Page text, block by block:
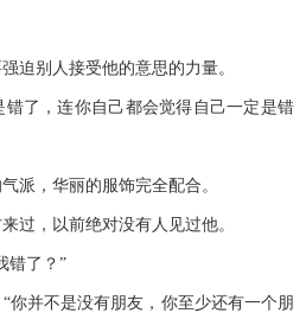
别人接受他的意思的力量。
了，连你自己都会觉得自己一定是错
，华丽的服饰完全配合。
，以前绝对没有人见过他。
了？”
并不是没有朋友，你至少还有一个朋